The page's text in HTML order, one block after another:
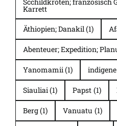
Karrett
Äthiopien; Danakil (1)
Abenteuer; Expedition;
Yanomamii (1)
Siauliai (1) Papst (1)
Berg(1) Vanuatu (1)